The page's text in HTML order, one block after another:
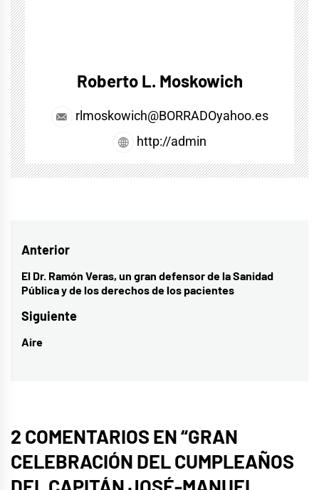
Roberto L. Moskowich
rlmoskowich@BORRADOyahoo.es
http://admin
Navegación
de
entradas
Anterior
Entrada
anterior:
El Dr. Ramón Veras, un gran defensor de la Sanidad
Pública y de los derechos de los pacientes
Siguiente
Entrada
Aire
2 COMENTARIOS EN “GRAN
CELEBRACIÓN DEL CUMPLEAÑOS